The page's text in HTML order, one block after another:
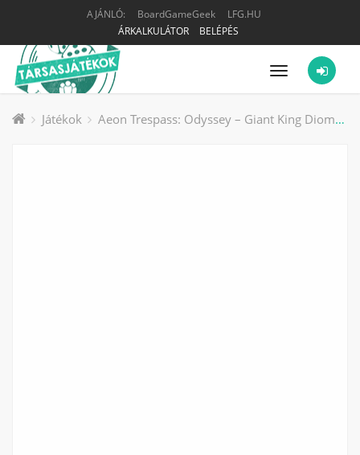
AJÁNLÓ: BoardGameGeek
LFG.HU
ÁRKALKULÁTOR
BELÉPÉS
Menü
Játékok Aeon Trespass: Odyssey – Giant King Diomedes társasjáték kiegészítő